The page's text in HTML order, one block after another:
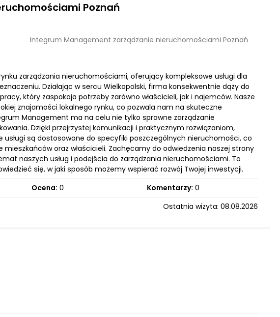
Poznań
Integrum Management zarządzanie nieruchomościami Poznań
zarządzania nieruchomościami, oferujący kompleksowe usługi dla
Działając w sercu Wielkopolski, firma konsekwentnie dąży do
który zaspokaja potrzeby zarówno właścicieli, jak i najemców. Nasze
znajomości lokalnego rynku, co pozwala nam na skuteczne
Management ma na celu nie tylko sprawne zarządzanie
Dzięki przejrzystej komunikacji i praktycznym rozwiązaniom,
usługi są dostosowane do specyfiki poszczególnych nieruchomości, co
oraz właścicieli. Zachęcamy do odwiedzenia naszej strony
naszych usług i podejścia do zarządzania nieruchomościami. To
się, w jaki sposób możemy wspierać rozwój Twojej inwestycji.
Ocena: 0 Komentarzy: 0
Ostatnia wizyta: 08.08.2026